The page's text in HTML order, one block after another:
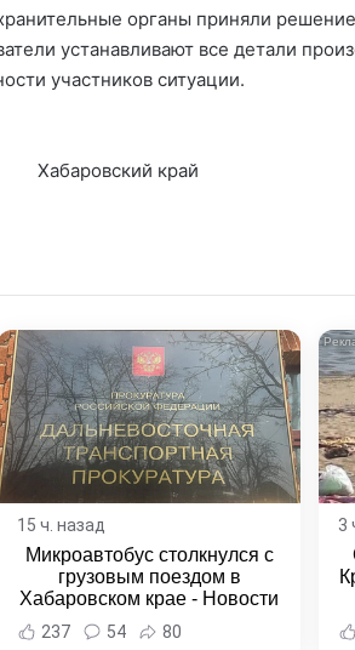
органы приняли
устанавливают все детали
участников ситуации.
Хабаровский край
15 ч. назад
Микроавтобус столкнулся с
грузовым поездом в
Хабаровском крае - Новости
Хабаровска и Хабаровского
края
237 54 80
3